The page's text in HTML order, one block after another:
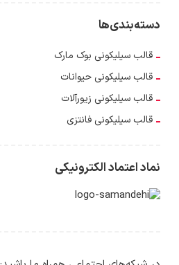
دسته‌بندی‌ها
قالب سیلیکونی بوک مارک
قالب سیلیکونی حیوانات
قالب سیلیکونی زیورآلات
قالب سیلیکونی فانتزی
نماد اعتماد الکترونیکی